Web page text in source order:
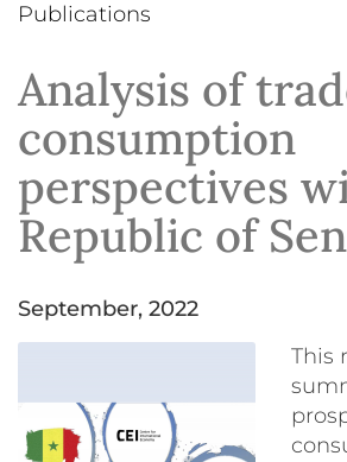
Publications
Analysis of
consumption
perspectives
Republic of
September, 2022
This